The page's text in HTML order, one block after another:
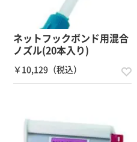
ネットフックボンド用混合
ノズル(20本入り)
￥10,129（税込）